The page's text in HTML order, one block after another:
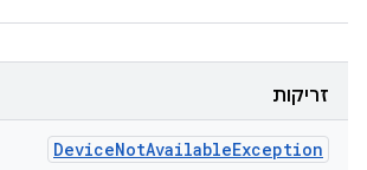
זריקות
DeviceNotAvailableException